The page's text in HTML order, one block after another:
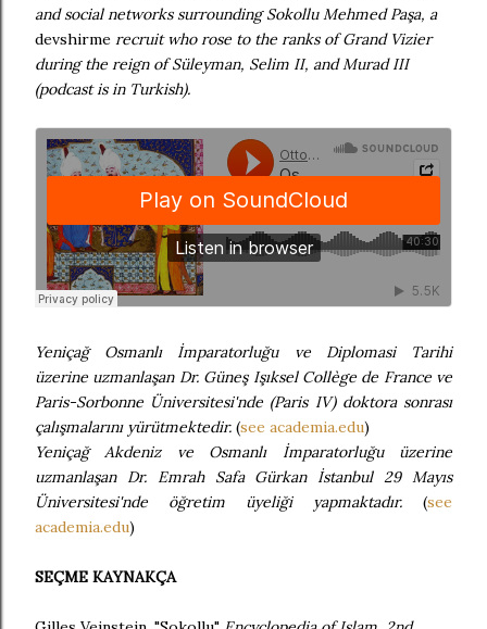
and social networks surrounding Sokollu Mehmed Paşa, a
devshirme recruit who rose to the ranks of Grand Vizier
during the reign of Süleyman, Selim II, and Murad III
(podcast is in Turkish).
Yeniçağ Osmanlı İmparatorluğu ve Diplomasi Tarihi
üzerine uzmanlaşan Dr. Güneş Işıksel Collège de France ve
Paris-Sorbonne Üniversitesi'nde (Paris IV) doktora sonrası
çalışmalarını yürütmektedir. (see academia.edu)
Yeniçağ Akdeniz ve Osmanlı İmparatorluğu üzerine
uzmanlaşan Dr. Emrah Safa Gürkan İstanbul 29 Mayıs
Üniversitesi'nde öğretim üyeliği yapmaktadır. (see
academia.edu)
SEÇME KAYNAKÇA